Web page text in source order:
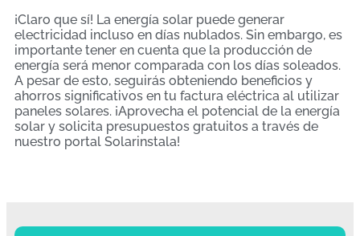
¡Claro que sí! La energía solar puede generar
electricidad incluso en días nublados. Sin embargo, es
importante tener en cuenta que la producción de
energía será menor comparada con los días soleados.
A pesar de esto, seguirás obteniendo beneficios y
ahorros significativos en tu factura eléctrica al utilizar
paneles solares. ¡Aprovecha el potencial de la energía
solar y solicita presupuestos gratuitos a través de
nuestro portal Solarinstala!